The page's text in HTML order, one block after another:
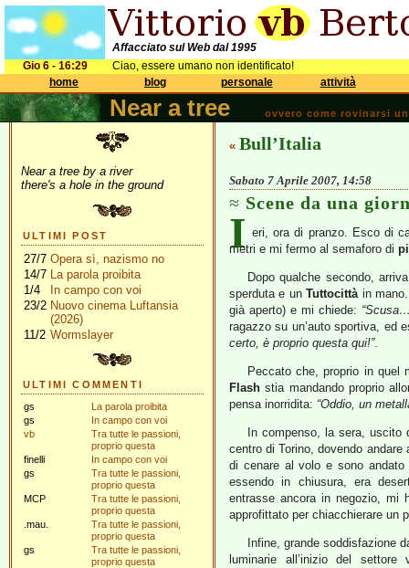
Affacciato sul Web dal 1995
Gio 6 - 16:29
Ciao, essere umano non identificato!
home
blog personale attività
Near a tree ovvero come rovinarsi
Near a tree by a river
there's a hole in the ground
ULTIMI POST
27/7 Opera sì, nazismo no
14/7 La parola proibita
1/4
In campo con voi
23/2 Nuovo cinema Luftansia
(2026)
11/2 Wormslayer
ULTIMI COMMENTI
gs
La parola proibita
gs
In campo con voi
vb
Tra tutte le passioni,
proprio questa
finelli
In campo con voi
gs
Tra tutte le passioni,
proprio questa
MCP
Tra tutte le passioni,
proprio questa
.mau.
Tra tutte le passioni,
proprio questa
gs
Tra tutte le passioni,
proprio questa
« Bull’Italia
Sabato 7 Aprile 2007, 14:58
Scene da una
I eri, ora di pranzo. Esco di
metri e mi fermo al semaforo di
Dopo qualche secondo,
sperduta e unTuttocittàin mano.
già aperto) e mi chiede:
ragazzo su un’auto sportiva, ed
certo, è proprio questa qui!”.
Peccato che, proprio in
Flash stia mandando proprio
pensa inorridita: “Oddio, un
In compenso, la sera, uscito
centro di Torino, dovendo
di cenare al volo e sono
essendo in chiusura, era
entrasse ancora in negozio, mi
approfittato per chiacchierare un
Infine, grande soddisfazione
luminarie all’inizio del